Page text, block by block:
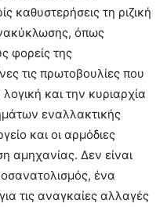
καθυστερήσεις τη ριζική
όπως
φορείς της
τις πρωτοβουλίες που
και την κυριαρχία
εναλλακτικής
και οι αρμόδιες
αμηχανίας. Δεν είναι
ένα
τις αναγκαίες αλλαγές